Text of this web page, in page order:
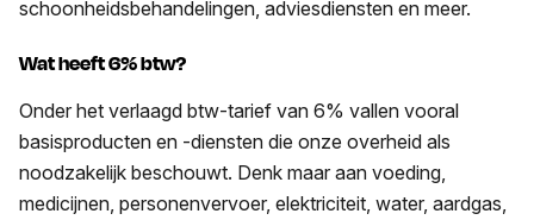
schoonheidsbehandelingen, adviesdiensten en meer.
Wat heeft 6% btw?
Onder het verlaagd btw-tarief van 6% vallen vooral
basisproducten en -diensten die onze overheid als
noodzakelijk beschouwt. Denk maar aan voeding,
medicijnen, personenvervoer, elektriciteit, water, aardgas,